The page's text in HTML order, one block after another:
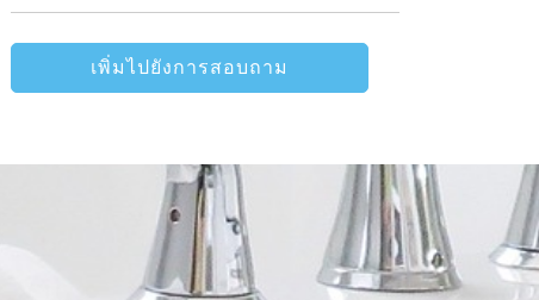
เพิ่มไปยังการสอบถาม